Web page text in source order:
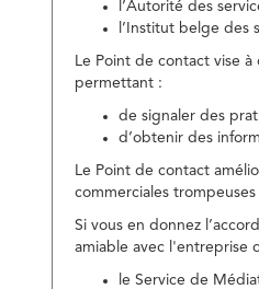
l’Autorité des
l’Institut belge des
Le Point de contact vise
permettant :
de signaler des
d’obtenir des
Le Point de contact
commerciales
Si vous en donnez
amiable avec l'entreprise
le Service de